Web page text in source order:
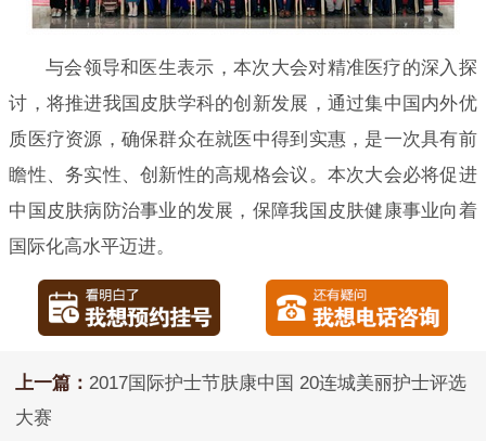
与会领导和医生表示，本次大会对精准医疗的深入探
讨，将推进我国皮肤学科的创新发展，通过集中国内外优
质医疗资源，确保群众在就医中得到实惠，是一次具有前
瞻性、务实性、创新性的高规格会议。本次大会必将促进
中国皮肤病防治事业的发展，保障我国皮肤健康事业向着
国际化高水平迈进。
上一篇： 2017国际护士节肤康中国 20连城美丽护士评选
大赛